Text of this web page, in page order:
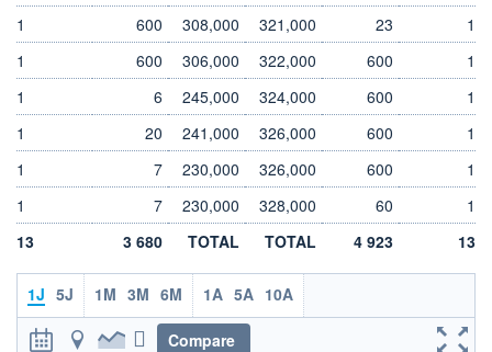
LIMITE À LA LIMITE À LA
HAUSSE
0,000
-
PER ESTIMÉ
2026
-
0,00 EUR
DERNIER
DIVIDENDE
-
PROCHAIN
DIVIDENDE
ÉLIGIBILITÉ
Non éligible
Boursobank
1
600 308,000 321,000 23
1
1
600 306,000 322,000 600
1
1
6 245,000 324,000 600
1
1
20 241,000 326,000 600
1
1
7 230,000 326,000 600
1
1
7 230,000 328,000 60
1
13
3 680 TOTAL TOTAL 4 923 13
1J 5J 1M 3M 6M 1A 5A 10A
Compare